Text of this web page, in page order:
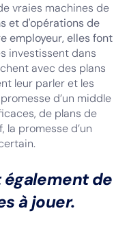
vraies machines de
et d'opérations de
employeur, elles font
investissent dans
avec des plans
leur parler et les
d’un middle
de plans de
promesse d’un
également de
à jouer.